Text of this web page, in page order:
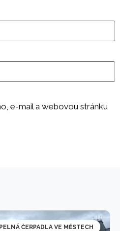
e-mail a webovou stránku
ČERPADLA VE MĚSTECH